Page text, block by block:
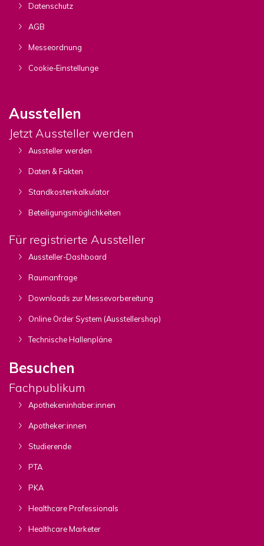
Datenschutz
AGB
Messeordnung
Cookie-Einstellunge
Ausstellen
Jetzt Aussteller werden
Aussteller werden
Daten & Fakten
Standkostenkalkulator
Beteiligungsmöglichkeiten
Für registrierte Aussteller
Aussteller-Dashboard
Raumanfrage
Downloads zur Messevorbereitung
Online Order System (Ausstellershop)
Technische Hallenpläne
Besuchen
Fachpublikum
Apothekeninhaber:innen
Apotheker:innen
Studierende
PTA
PKA
Healthcare Professionals
Healthcare Marketer